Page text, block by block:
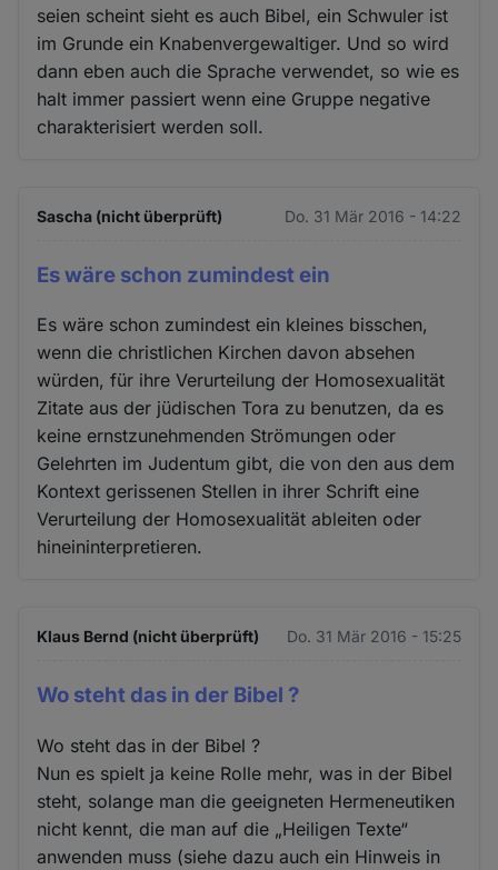
seien scheint sieht es auch Bibel, ein Schwuler ist
im Grunde ein Knabenvergewaltiger. Und so wird
dann eben auch die Sprache verwendet, so wie es
halt immer passiert wenn eine Gruppe negative
charakterisiert werden soll.
Sascha (nicht überprüft) Do. 31 Mär 2016 - 14:22
Es wäre schon zumindest ein
Es wäre schon zumindest ein kleines bisschen,
wenn die christlichen Kirchen davon absehen
würden, für ihre Verurteilung der Homosexualität
Zitate aus der jüdischen Tora zu benutzen, da es
keine ernstzunehmenden Strömungen oder
Gelehrten im Judentum gibt, die von den aus dem
Kontext gerissenen Stellen in ihrer Schrift eine
Verurteilung der Homosexualität ableiten oder
hineininterpretieren.
Klaus Bernd (nicht überprüft) Do. 31 Mär 2016 - 15:25
Wo steht das in der Bibel ?
Wo steht das in der Bibel ?
Nun es spielt ja keine Rolle mehr, was in der Bibel
steht, solange man die geeigneten Hermeneutiken
nicht kennt, die man auf die „Heiligen Texte“
anwenden muss (siehe dazu auch ein Hinweis in